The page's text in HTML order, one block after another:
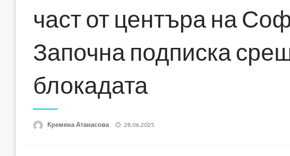
част от центъра на
Започна подписка
блокадата
Кремена Атанасова
Posted
28.06.2025